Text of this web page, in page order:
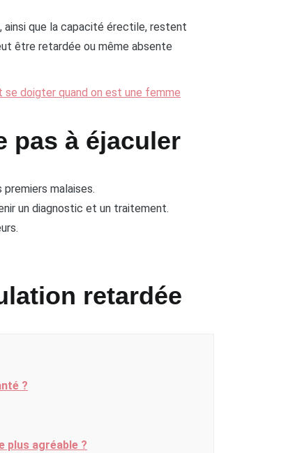
ainsi que la capacité érectile, restent
être retardée ou même absente
se doigter quand on est une femme
pas à éjaculer
malaises.
un diagnostic et un traitement.
retardée
?
plus agréable ?